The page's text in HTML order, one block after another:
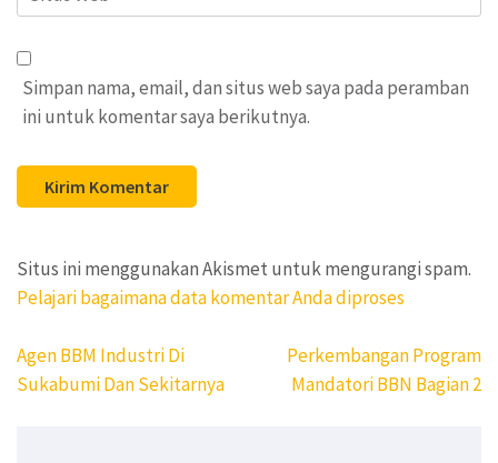
Web
Simpan nama, email, dan situs web saya pada peramban
ini untuk komentar saya berikutnya.
Situs ini menggunakan Akismet untuk mengurangi spam.
Pelajari bagaimana data komentar Anda diproses
Navigasi
pos
Agen BBM Industri Di
Sukabumi Dan Sekitarnya
Perkembangan Program
Mandatori BBN Bagian 2